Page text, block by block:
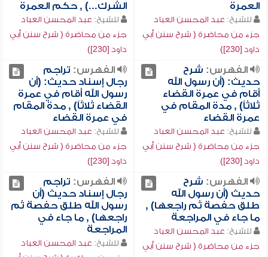
العمرة
للشيخ: عبد المحسن العباد
جزء من محاضرة ( شرح سنن أبي
داود [230])
الشرك...) , حكم العمرة
للشيخ: عبد المحسن العباد
جزء من محاضرة ( شرح سنن أبي
داود [230])
الفهرس: شرح
حديث: (أن رسول الله
أقام في عمرة القضاء
ثلاثاً) , مدة المقام في
عمرة القضاء
للشيخ: عبد المحسن العباد
جزء من محاضرة ( شرح سنن أبي
داود [230])
الفهرس: تراجم
رجال إسناد حديث: (أن
رسول الله أقام في عمرة
القضاء ثلاثاً) , مدة المقام
في عمرة القضاء
للشيخ: عبد المحسن العباد
جزء من محاضرة ( شرح سنن أبي
داود [230])
الفهرس: شرح
حديث (أن رسول الله
طلق حفصة ثم راجعها) ,
ما جاء في المراجعة
للشيخ: عبد المحسن العباد
جزء من محاضرة ( شرح سنن أبي
الفهرس: تراجم
رجال إسناد حديث (أن
رسول الله طلق حفصة ثم
راجعها) , ما جاء في
المراجعة
للشيخ: عبد المحسن العباد